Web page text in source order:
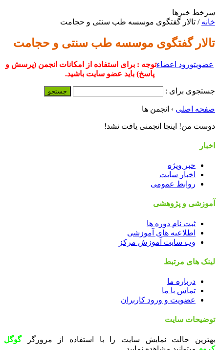
سرخط خبرها
خانه / تالار گفتگوی موسسه طب سنتی و حجامت
تالار گفتگوی موسسه طب سنتی و حجامت
عضویتورود اعضاءتوجه : برای استفاده از امکانات انجمن (پرسش و
پاسخ) باید عضو سایت باشید.
جستجوی برای :
صفحه اصلی › انجمن ها
دوست من! اینجا انجمنی یافت نشد!
اخبار
خبر ویژه
اخبار سایت
روابط عمومی
آموزشی و پژوهشی
ثبت نام دوره ها
اطلاعیه های آموزشی
وب سایت آموزش مرکز
لینک های مرتبط
درباره ما
تماس با ما
عضویت و ورود کاربران
توضیحات سایت
بهترین حالت نمایش سایت را با استفاده از مرورگرگوگل